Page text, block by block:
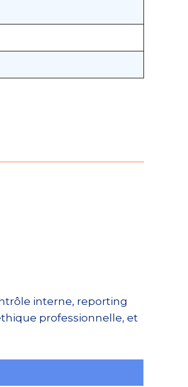
interne, reporting
professionnelle, et